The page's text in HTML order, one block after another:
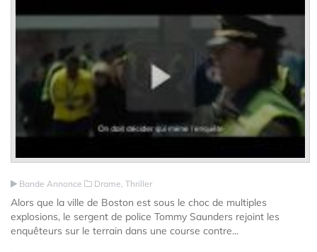
Bande Annonce Drame, Thriller
Alors que la ville de Boston est sous le choc de multiples
explosions, le sergent de police Tommy Saunders rejoint les
enquêteurs sur le terrain dans une course contre...